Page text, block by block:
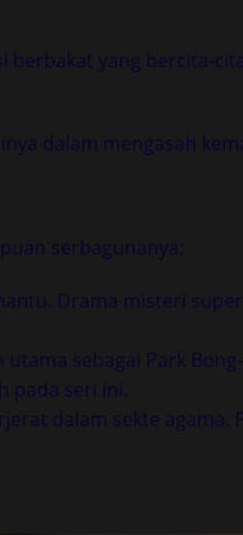
yang bercita-
dalam mengasah
serbagunanya:
Drama misteri
sebagai Park
seri ini.
dalam sekte